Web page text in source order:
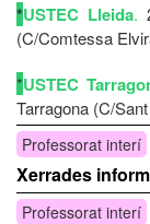
*USTEC Lleida.
(C/Comtessa
*USTEC
Tarragona (C/
Professorat interí
Xerrades
Professorat interí